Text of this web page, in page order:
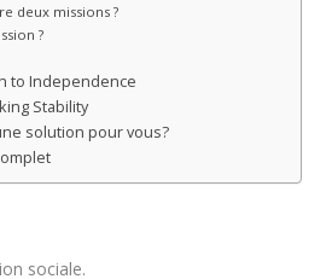
deux missions ?
?
to Independence
Stability
solution pour vous?
sociale.